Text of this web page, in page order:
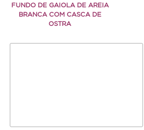
FUNDO DE GAIOLA DE AREIA
BRANCA COM CASCA DE
OSTRA